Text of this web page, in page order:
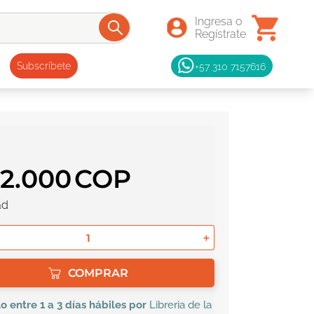
Subscríbete +57 310 7157616
.000
＋
COMPRAR
entre 1 a 3 días hábiles por Libreria de la